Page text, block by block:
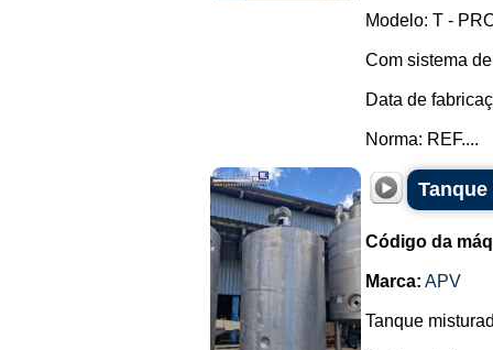
Modelo: T -
Com sistema
Data de
Norma: REF....
Código da
Marca: APV
Tanque